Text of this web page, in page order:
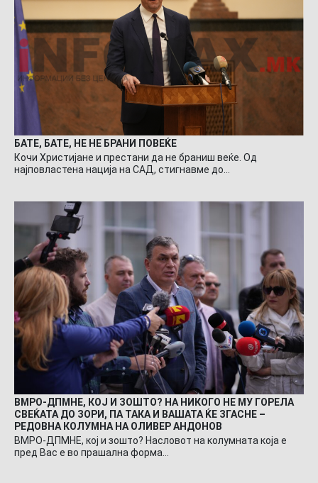
БАТЕ, БАТЕ, НЕ НЕ БРАНИ ПОВЕЌЕ
Кочи Христијане и престани да не браниш веќе. Од
најповластена нација на САД, стигнавме до…
ВМРО-ДПМНЕ, КОЈ И ЗОШТО? НА НИКОГО НЕ МУ ГОРЕЛА
СВЕЌАТА ДО ЗОРИ, ПА ТАКА И ВАШАТА ЌЕ ЗГАСНЕ –
РЕДОВНА КОЛУМНА НА ОЛИВЕР АНДОНОВ
ВМРО-ДПМНЕ, кој и зошто? Насловот на колумната која е
пред Вас е во прашална форма…